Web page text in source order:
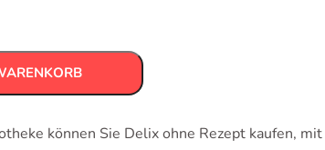
können Sie Delix ohne Rezept kaufen,